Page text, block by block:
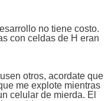
no tiene costo.
con celdas de H eran
otros, acordate que
me explote mientras
celular de mierda. El